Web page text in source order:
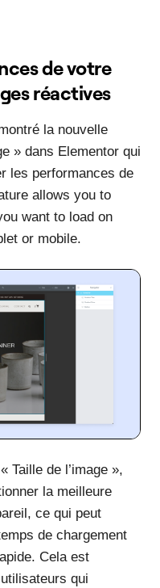
de votre
réactives
la nouvelle
» dans Elementor qui
les performances de
allows you to
want to load on
or mobile.
Taille de l’image »,
la meilleure
ce qui peut
de chargement
Cela est
qui